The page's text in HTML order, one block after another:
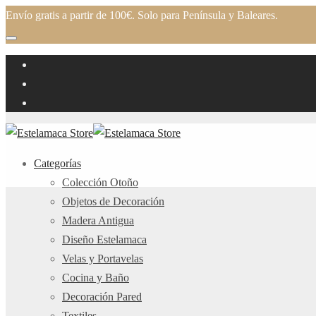
Envío gratis a partir de 100€. Solo para Península y Baleares.
Categorías
Colección Otoño
Objetos de Decoración
Madera Antigua
Diseño Estelamaca
Velas y Portavelas
Cocina y Baño
Decoración Pared